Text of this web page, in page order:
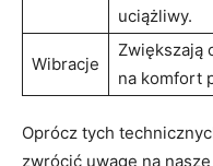
uciążliwy.
Wibracje
Zwiększają
na komfort
Oprócz tych
zwrócić‌ uwagę na